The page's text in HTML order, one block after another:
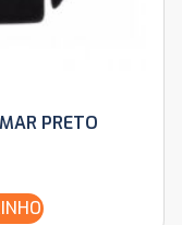
PRETO